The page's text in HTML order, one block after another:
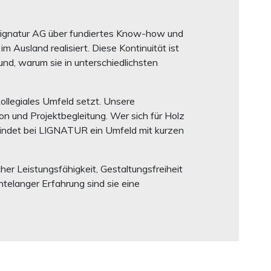
AG über fundiertes Know-how und
Ausland realisiert. Diese Kontinuität ist
warum sie in unterschiedlichsten
Umfeld setzt. Unsere
und Projektbegleitung. Wer sich für Holz
bei LIGNATUR ein Umfeld mit kurzen
Leistungsfähigkeit, Gestaltungsfreiheit
Erfahrung sind sie eine